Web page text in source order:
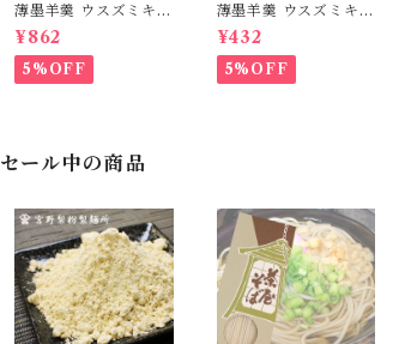
薄墨羊羹 ウスズミキュ
ーブ ラブリー 2箱 バ
レンタインデー ホワイ
トデー 限定 季節限定
冬 [yokan-cb-lvy2]
¥862
5%OFF
薄墨羊羹 ウスズミキュ
ーブ ラブリー 1箱 バレ
ンタインデー ホワイト
デー 限定 季節限定 冬
[yokan-cb-lvy]
¥432
5%OFF
セール中の商品